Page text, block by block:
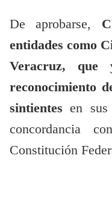
De aprobarse,
entidades como
Veracruz, que
reconocimiento
sintientes en sus
concordancia
Constitución